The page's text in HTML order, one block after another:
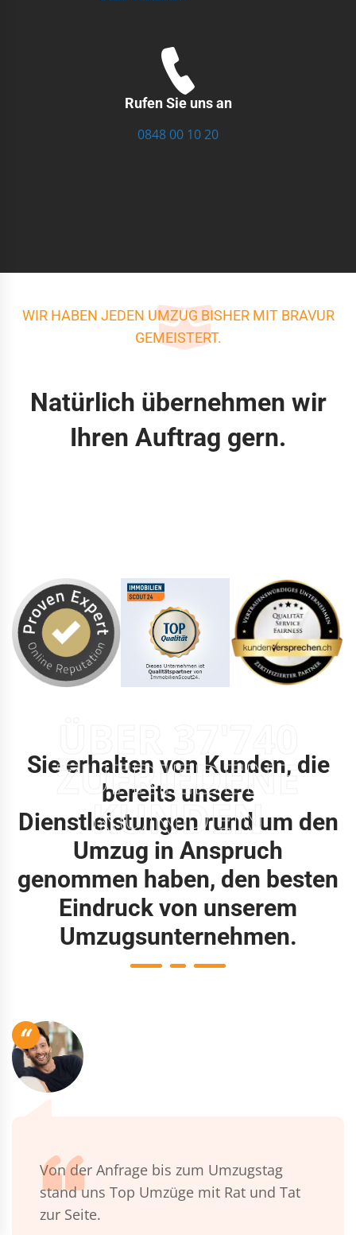
Rufen Sie uns an
0848 00 10 20
WIR HABEN JEDEN UMZUG BISHER MIT BRAVUR
GEMEISTERT.
Natürlich übernehmen wir
Ihren Auftrag gern.
ZUFRIEDENE
KUNDEN
Sie erhalten von Kunden, die
bereits unsere
Dienstleistungen rund um den
Umzug in Anspruch
genommen haben, den besten
Eindruck von unserem
Umzugsunternehmen.
“
Von der Anfrage bis zum Umzugstag
stand uns Top Umzüge mit Rat und Tat
zur Seite.